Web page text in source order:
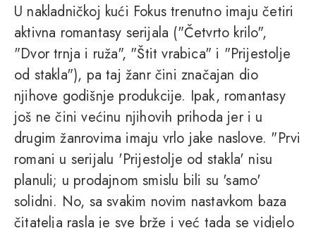
U nakladničkoj kući Fokus trenutno imaju četiri
aktivna romantasy serijala ("Četvrto krilo",
"Dvor trnja i ruža", "Štit vrabica" i "Prijestolje
od stakla"), pa taj žanr čini značajan dio
njihove godišnje produkcije. Ipak, romantasy
još ne čini većinu njihovih prihoda jer i u
drugim žanrovima imaju vrlo jake naslove. "Prvi
romani u serijalu 'Prijestolje od stakla' nisu
planuli; u prodajnom smislu bili su 'samo'
solidni. No, sa svakim novim nastavkom baza
čitatelja rasla je sve brže i već tada se vidjelo